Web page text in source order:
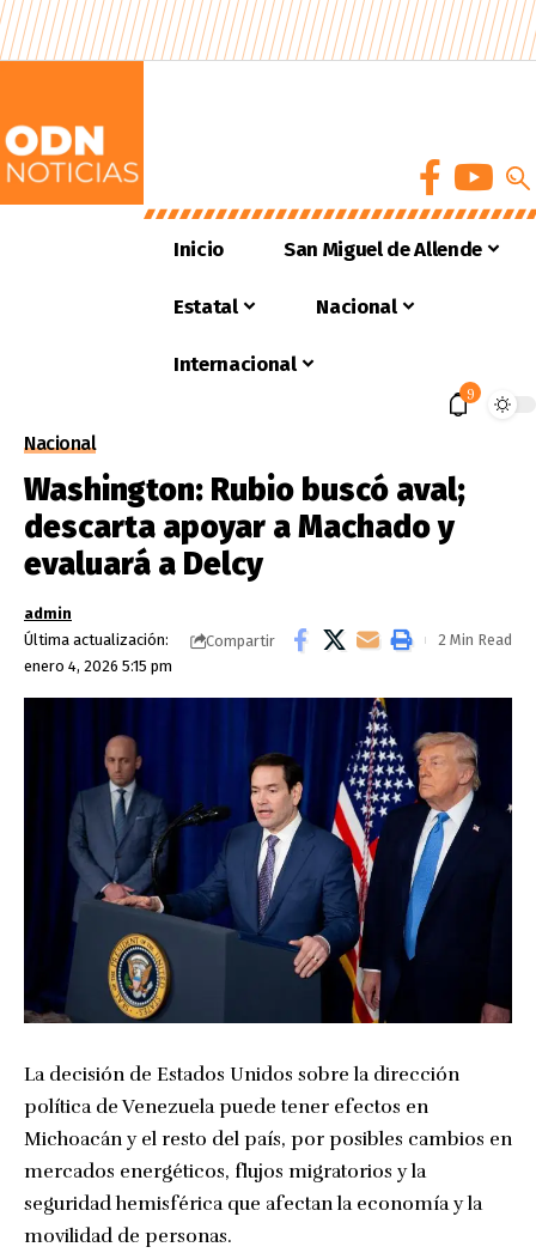
Inicio San Miguel de Allende
Estatal Nacional
Internacional
9
Nacional
Washington: Rubio buscó aval;
descarta apoyar a Machado y
evaluará a Delcy
Última actualización:
enero 4, 2026 5:15 pm
admin
Compartir
2 Min Read
La decisión de Estados Unidos sobre la dirección
política de Venezuela puede tener efectos en
Michoacán y el resto del país, por posibles cambios en
mercados energéticos, flujos migratorios y la
seguridad hemisférica que afectan la economía y la
movilidad de personas.